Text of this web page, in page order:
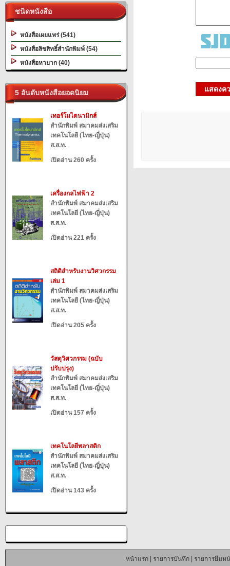
ชนิดหนังสือ
หนังสือเผยแพร่ (541)
หนังสือลิขสิทธิ์สำนักพิมพ์ (54)
หนังสือหายาก (40)
5 อันดับหนังสือยอดนิยม
เทอร์โมไดนามิกส์
สำนักพิมพ์ สมาคมส่งเสริม
เทคโนโลยี (ไทย-ญี่ปุ่น)
ส.ส.ท.
เปิดอ่าน 260 ครั้ง
เครื่องกลไฟฟ้า 2
สำนักพิมพ์ สมาคมส่งเสริม
เทคโนโลยี (ไทย-ญี่ปุ่น)
ส.ส.ท.
เปิดอ่าน 221 ครั้ง
สถิติสำหรับงานวิศวกรรม
เล่ม 1
สำนักพิมพ์ สมาคมส่งเสริม
เทคโนโลยี (ไทย-ญี่ปุ่น)
ส.ส.ท.
เปิดอ่าน 205 ครั้ง
วัสดุวิศวกรรม (ฉบับ
ปรับปรุง)
สำนักพิมพ์ สมาคมส่งเสริม
เทคโนโลยี (ไทย-ญี่ปุ่น)
ส.ส.ท.
เปิดอ่าน 157 ครั้ง
เทคโนโลยีพลาสติก
สำนักพิมพ์ สมาคมส่งเสริม
เทคโนโลยี (ไทย-ญี่ปุ่น)
ส.ส.ท.
เปิดอ่าน 143 ครั้ง
แสดงค
หน้าแรก| รายการบันทึก| รายการยืมห